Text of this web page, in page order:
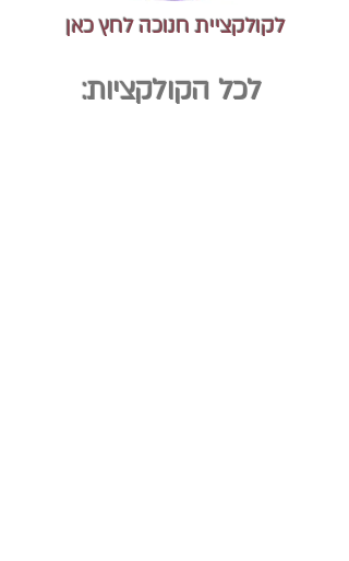
לקולקציית חנוכה לחץ כאן
לכל הקולקציות: